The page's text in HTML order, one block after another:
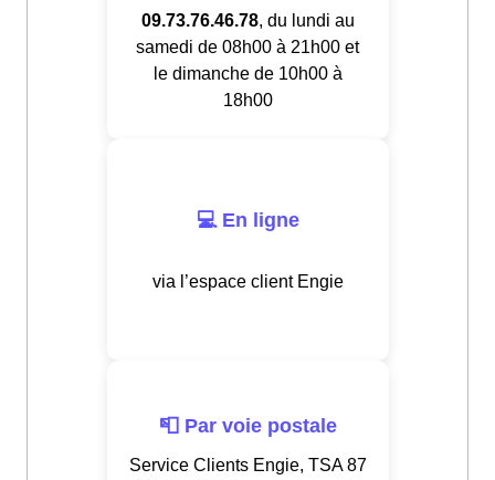
09.73.76.46.78, du lundi au
samedi de 08h00 à 21h00 et
le dimanche de 10h00 à
18h00
💻 En ligne
via l’espace client Engie
📮 Par voie postale
Service Clients Engie, TSA 87